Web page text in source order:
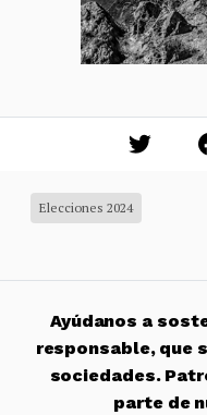
Elecciones 2024
Ayúdanos a
responsable, que
sociedades.
parte de